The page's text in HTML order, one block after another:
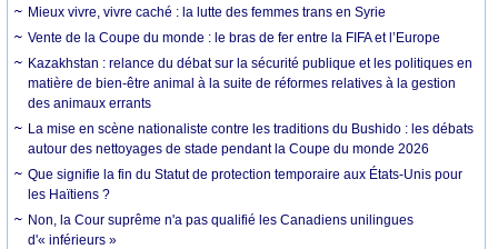
Mieux vivre, vivre caché : la lutte des femmes trans en Syrie
Vente de la Coupe du monde : le bras de fer entre la FIFA et l’Europe
Kazakhstan : relance du débat sur la sécurité publique et les politiques en
matière de bien-être animal à la suite de réformes relatives à la gestion
des animaux errants
La mise en scène nationaliste contre les traditions du Bushido : les débats
autour des nettoyages de stade pendant la Coupe du monde 2026
Que signifie la fin du Statut de protection temporaire aux États-Unis pour
les Haïtiens ?
Non, la Cour suprême n'a pas qualifié les Canadiens unilingues
d'« inférieurs »